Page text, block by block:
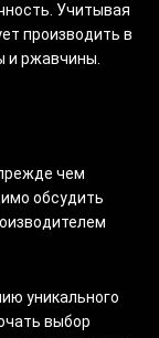
Учитывая
производить в
ржавчины.
чем
обсудить
уникального
выбор